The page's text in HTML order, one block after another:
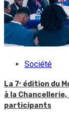
Société
La 7ᵉ édition du
à la
participants